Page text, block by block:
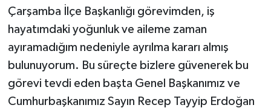
Çarşamba İlçe Başkanlığı görevimden, iş
hayatımdaki yoğunluk ve aileme zaman
ayıramadığım nedeniyle ayrılma kararı almış
bulunuyorum. Bu süreçte bizlere güvenerek bu
görevi tevdi eden başta Genel Başkanımız ve
Cumhurbaşkanımız Sayın Recep Tayyip Erdoğan
KÜLTÜR SANAT
MAGAZİN
Otomobil